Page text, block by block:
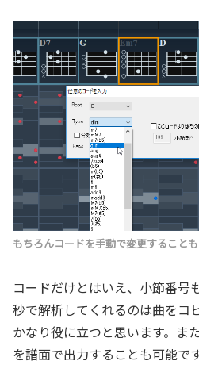
もちろんコードを手動で変更すること
コードだけとはいえ、小節番号
秒で解析してくれるのは曲をコ
かなり役に立つと思います。ま
を譜面で出力することも可能で